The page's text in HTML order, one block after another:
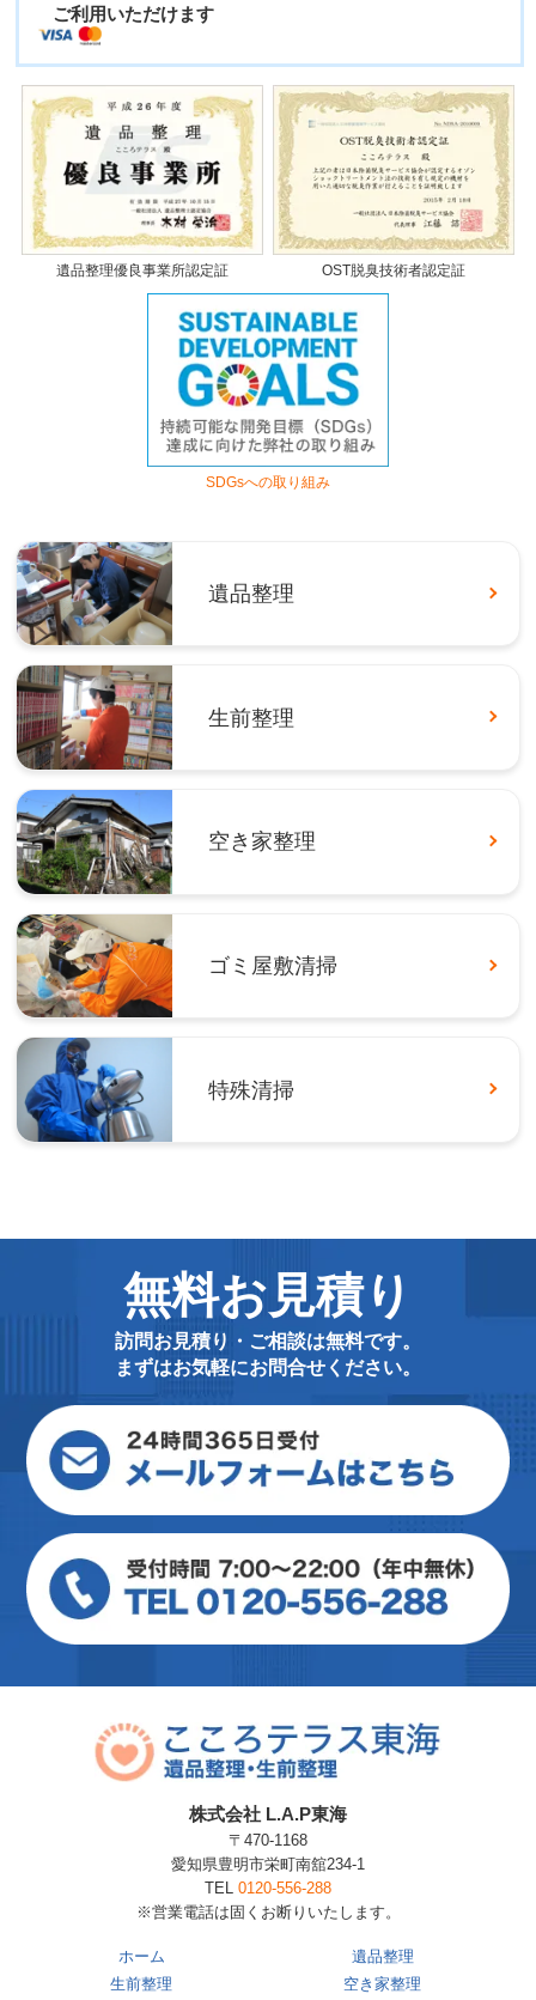
ご利用いただけます
遺品整理優良事業所認定証 OST脱臭技術者認定証
SDGsへの取り組み
遺品整理
生前整理
空き家整理
ゴミ屋敷清掃
特殊清掃
無料お見積り
訪問お見積り・ご相談は無料です。
まずはお気軽にお問合せください。
株式会社 L.A.P東海
〒470-1168
愛知県豊明市栄町南舘234-1
TEL 0120-556-288
※営業電話は固くお断りいたします。
ホーム
遺品整理
生前整理
空き家整理